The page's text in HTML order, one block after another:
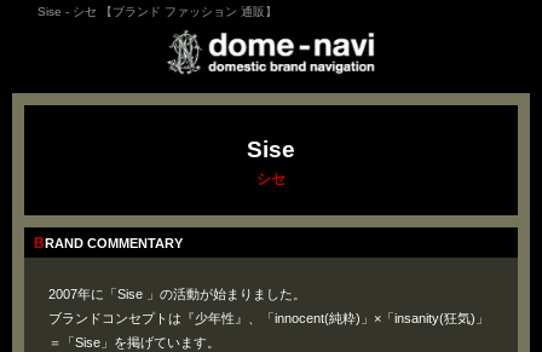
Sise - シセ 【ブランド ファッション 通販】
Sise
シセ
BRAND COMMENTARY
2007年に「Sise 」の活動が始まりました。
ブランドコンセプトは『少年性』、「innocent(純粋)」×「insanity(狂気)」
＝「Sise」を掲げています。